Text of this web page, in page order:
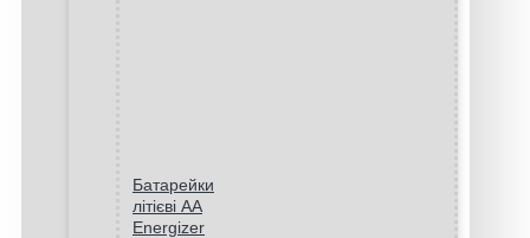
Батарейки
літієві AA
Energizer